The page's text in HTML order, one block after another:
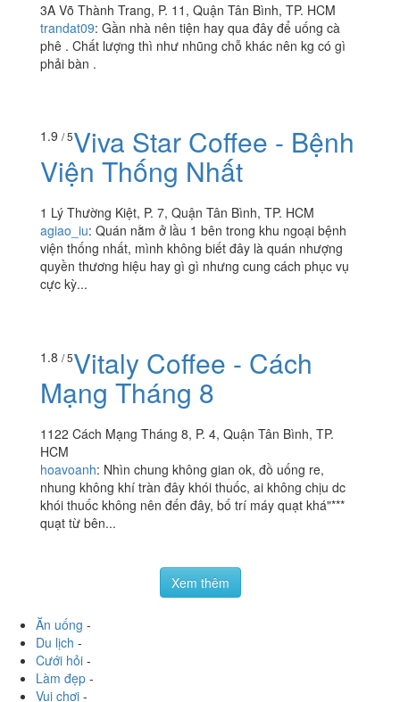
4.7/ 5Viva Star Coffee - Võ
Thành Trang
phải bàn .
1.9 / 5Viva Star Coffee - Bệnh
1 Lý Thường Kiệt, P. 7, Quận Tân Bình, TP. HCM
agiao_iu: Quán nằm ở lầu 1 bên trong khu ngoại bệnh
viện thống nhất, mình không biết đây là quán nhượng
cực kỳ...
1.8/ 5Vitaly Coffee - Cách
1122 Cách Mạng Tháng 8, P. 4, Quận Tân Bình, TP.
hoavoanh
nhung không khí tràn đây khói thuốc, ai không chịu dc
khói thuốc không nên đến đây, bố trí máy quạt khá"***
quạt từ bên...